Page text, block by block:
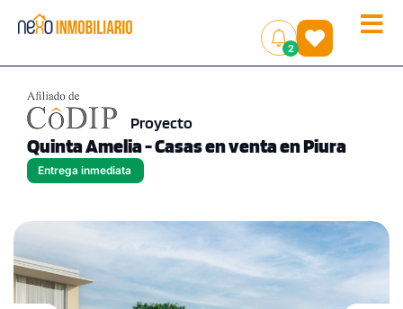
Toggle
2
()
Proyecto
Quinta Amelia - Casas en venta en Piura
Entrega inmediata